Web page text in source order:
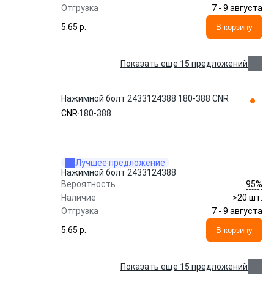
Отгрузка
7 - 9 августа
5.65 p.
В корзину
Показать еще 15 предложений
Нажимной болт 2433124388 180-388 CNR
CNR 180-388
Лучшее предложение
Нажимной болт 2433124388
Вероятность
95%
Наличие
>20 шт.
Отгрузка
7 - 9 августа
5.65 p.
В корзину
Показать еще 15 предложений